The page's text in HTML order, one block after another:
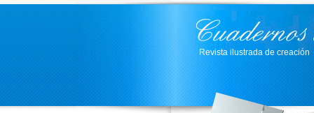
Revista ilustrada de creación